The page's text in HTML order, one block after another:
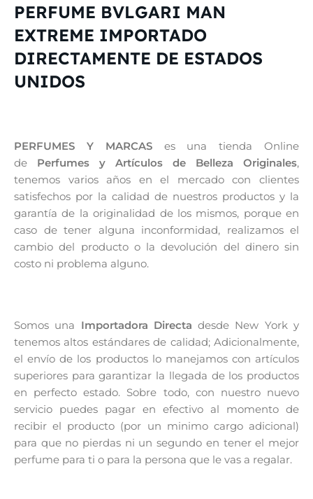
PERFUME BVLGARI MAN
EXTREME IMPORTADO
DIRECTAMENTE DE ESTADOS
UNIDOS
PERFUMES Y MARCASes una tienda Online
de Perfumes y Artículos de Belleza Originales,
tenemos varios años en el mercado con clientes
satisfechos por la calidad de nuestros productos y la
garantía de la originalidad de los mismos, porque en
caso de tener alguna inconformidad, realizamos el
cambio del producto o la devolución del dinero sin
costo ni problema alguno.
Somos una Importadora Directa desde New York y
tenemos altos estándares de calidad; Adicionalmente,
el envío de los productos lo manejamos con artículos
superiores para garantizar la llegada de los productos
en perfecto estado. Sobre todo, con nuestro nuevo
servicio puedes pagar en efectivo al momento de
recibir el producto (por un minimo cargo adicional)
para que no pierdas ni un segundo en tener el mejor
perfume para ti o para la persona que le vas a regalar.